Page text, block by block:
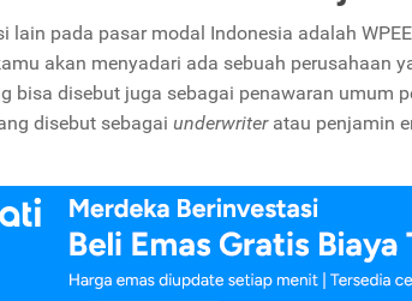
lain pada pasar modal Indonesia adalah
akan menyadari ada sebuah perusahaan
bisa disebut juga sebagai penawaran umum
disebut sebagai underwriter atau penjamin